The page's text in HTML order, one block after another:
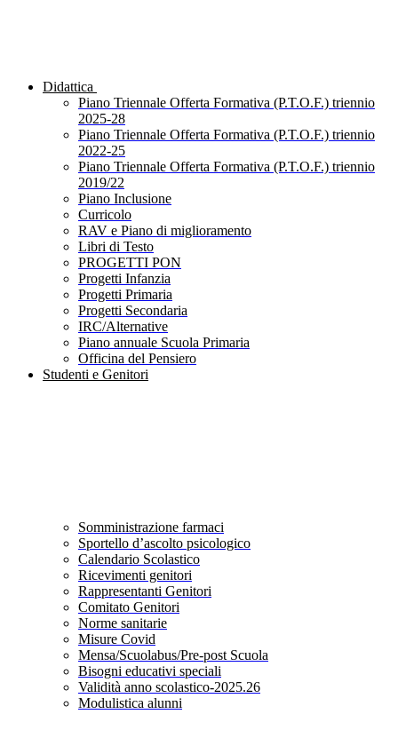
Didattica
Piano Triennale Offerta Formativa (P.T.O.F.) triennio
2025-28
Piano Triennale Offerta Formativa (P.T.O.F.) triennio
2022-25
Piano Triennale Offerta Formativa (P.T.O.F.) triennio
2019/22
Piano Inclusione
Curricolo
RAV e Piano di miglioramento
Libri di Testo
PROGETTI PON
Progetti Infanzia
Progetti Primaria
Progetti Secondaria
IRC/Alternative
Piano annuale Scuola Primaria
Officina del Pensiero
Studenti e Genitori
Somministrazione farmaci
Sportello d’ascolto psicologico
Calendario Scolastico
Ricevimenti genitori
Rappresentanti Genitori
Comitato Genitori
Norme sanitarie
Misure Covid
Mensa/Scuolabus/Pre-post Scuola
Bisogni educativi speciali
Validità anno scolastico-2025.26
Modulistica alunni